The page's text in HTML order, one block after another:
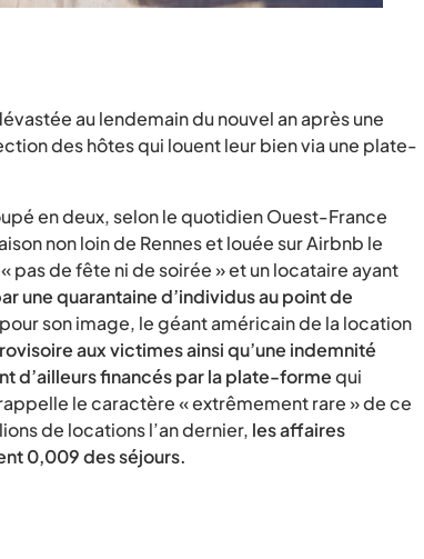
au lendemain du nouvel an après une
des hôtes qui louent leur bien via une plate-
en deux, selon le quotidien Ouest-France
non loin de Rennes et louée sur Airbnb le
de fête ni de soirée » et un locataire ayant
une quarantaine d’individus au point de
son image, le géant américain de la location
aux victimes ainsi qu’une indemnité
d’ailleurs financés par la plate-formequi
le caractère « extrêmement rare » de ce
de locations l’an dernier, les affaires
0,009 des séjours.